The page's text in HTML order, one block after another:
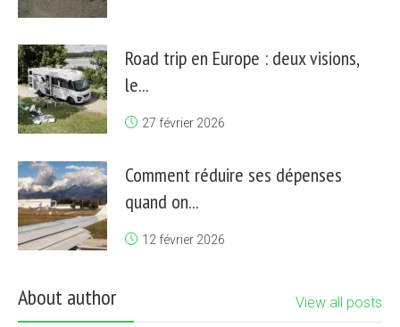
Road trip en Europe : deux visions,
le...
27 février 2026
Comment réduire ses dépenses
quand on...
12 février 2026
About author View all posts